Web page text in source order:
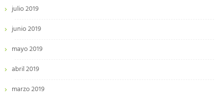
julio 2019
junio 2019
mayo 2019
abril 2019
marzo 2019